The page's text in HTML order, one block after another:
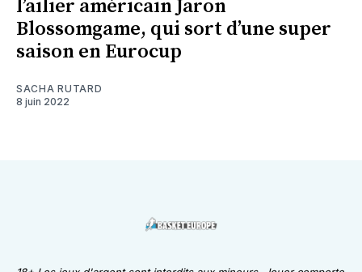
l’ailier américain Jaron
Blossomgame, qui sort d’une super
saison en Eurocup
SACHA RUTARD
8 juin 2022